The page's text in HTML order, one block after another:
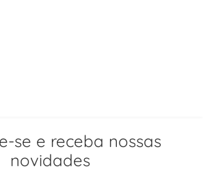
se e receba nossas
novidades